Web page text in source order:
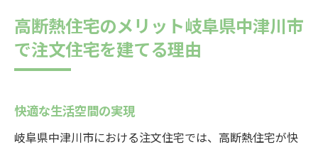
高断熱住宅のメリット岐阜県中津川市
で注文住宅を建てる理由
快適な生活空間の実現
岐阜県中津川市における注文住宅では、高断熱住宅が快